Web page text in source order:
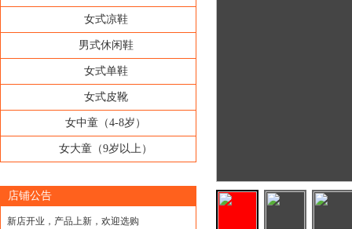
女式凉鞋
男式休闲鞋
女式单鞋
女式皮靴
女中童（4-8岁）
女大童（9岁以上）
店铺公告
新店开业，产品上新，欢迎选购